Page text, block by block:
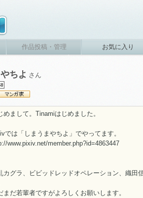
作品投稿・管理 お気に入り
ちよ さん
めまして。Tinamiはじめました。
では「しまうまやちよ」でやってます。
www.pixiv.net/member.php?id=4863447
カグラ、ビビッドレッドオペレーション、織田
まだ若輩者ですがよろしくお願いします。